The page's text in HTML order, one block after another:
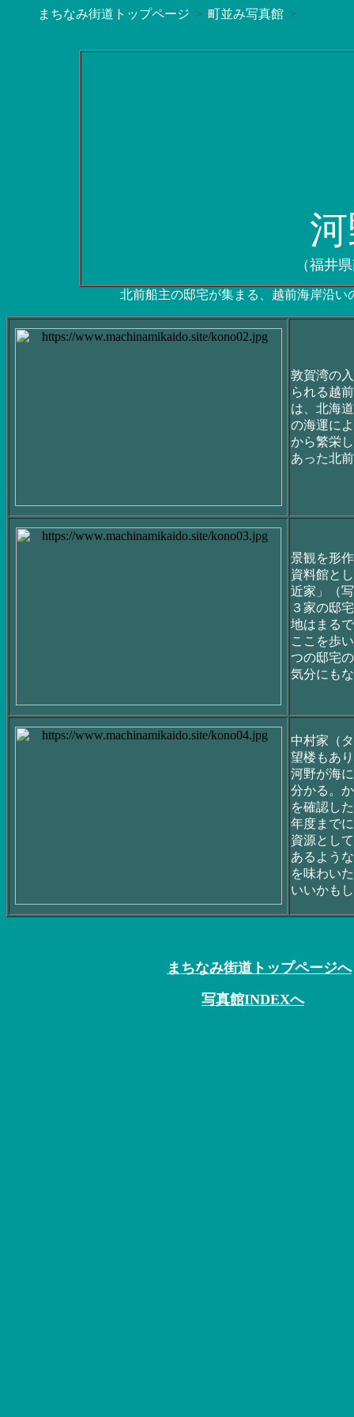
まちなみ街道トップページ 町並み写真館
（福井
北前船主の邸宅が集まる、越前海岸沿い
敦賀湾の
られる越
は、北海
の海運に
から繁栄
あった北
景観を形
資料館と
近家」（
３家の邸
地はまる
ここを歩
つの邸宅
気分にも
中村家（
望楼もあ
河野が海
分かる。
を確認し
年度まで
資源とし
あるよう
を味わい
いいかも
まちなみ街道トップページへ
写真館INDEXへ